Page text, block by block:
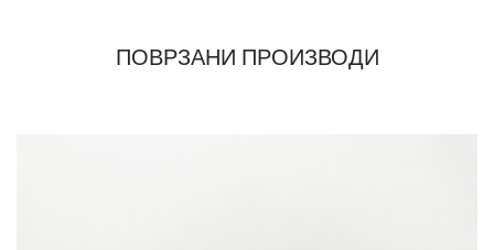
ПОВРЗАНИ ПРОИЗВОДИ